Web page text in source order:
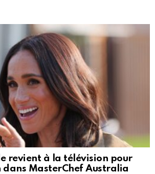
revient à la télévision pour
MasterChef Australia